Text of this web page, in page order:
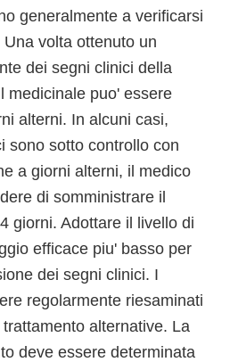
generalmente a verificarsi
volta ottenuto un
dei segni clinici della
medicinale puo' essere
alterni. In alcuni casi,
sono sotto controllo con
a giorni alterni, il medico
di somministrare il
giorni. Adottare il livello di
efficace piu' basso per
dei segni clinici. I
regolarmente riesaminati
alternative. La
deve essere determinata